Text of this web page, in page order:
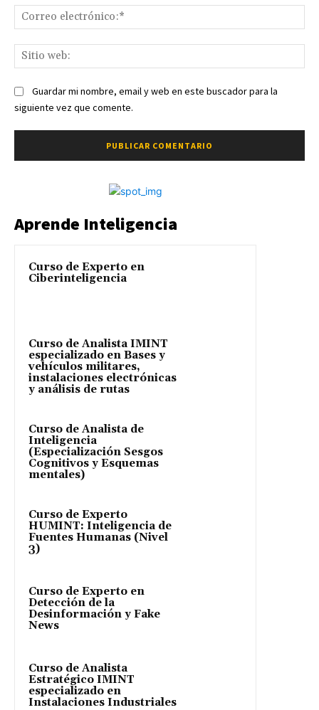
Guardar mi nombre, email y web en este buscador para la
siguiente vez que comente.
Aprende Inteligencia
Curso de Experto en
Ciberinteligencia
Curso de Analista IMINT
especializado en Bases y
vehículos militares,
instalaciones electrónicas
y análisis de rutas
Curso de Analista de
Inteligencia
(Especialización Sesgos
Cognitivos y Esquemas
mentales)
Curso de Experto
HUMINT: Inteligencia de
Fuentes Humanas (Nivel
3)
Curso de Experto en
Detección de la
Desinformación y Fake
News
Curso de Analista
Estratégico IMINT
especializado en
Instalaciones Industriales